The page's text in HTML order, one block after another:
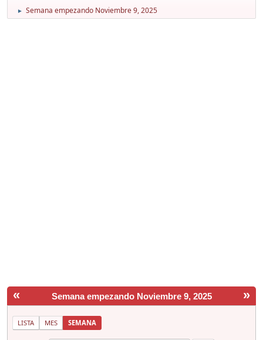
► Semana empezando Noviembre 9, 2025
« »
Semana empezando Noviembre 9, 2025
LISTA MES SEMANA